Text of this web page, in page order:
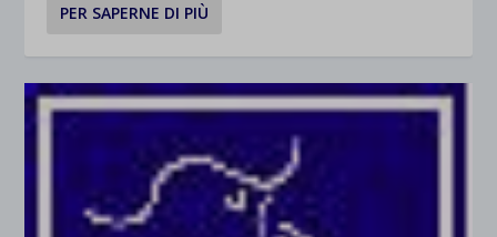
PER SAPERNE DI PIÙ